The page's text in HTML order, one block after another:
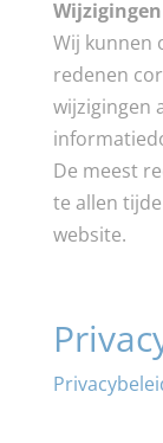
Wijzigingen
Wij kunnen
redenen
wijzigingen
De meest
te allen
website.